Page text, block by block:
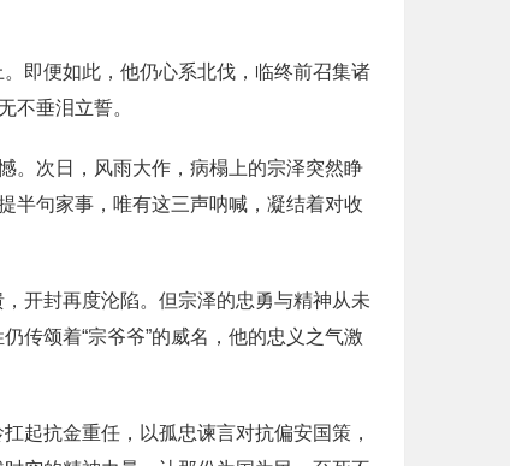
即便如此，他仍心系北伐，临终前召集诸
不垂泪立誓。
。次日，风雨大作，病榻上的宗泽突然睁
半句家事，唯有这三声呐喊，凝结着对收
开封再度沦陷。但宗泽的忠勇与精神从未
传颂着“宗爷爷”的威名，他的忠义之气激
起抗金重任，以孤忠谏言对抗偏安国策，